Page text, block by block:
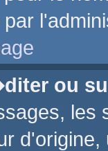
ou
d'origine,